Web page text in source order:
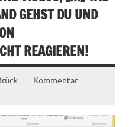
GEHST DU UND
REAGIEREN!
Kommentar